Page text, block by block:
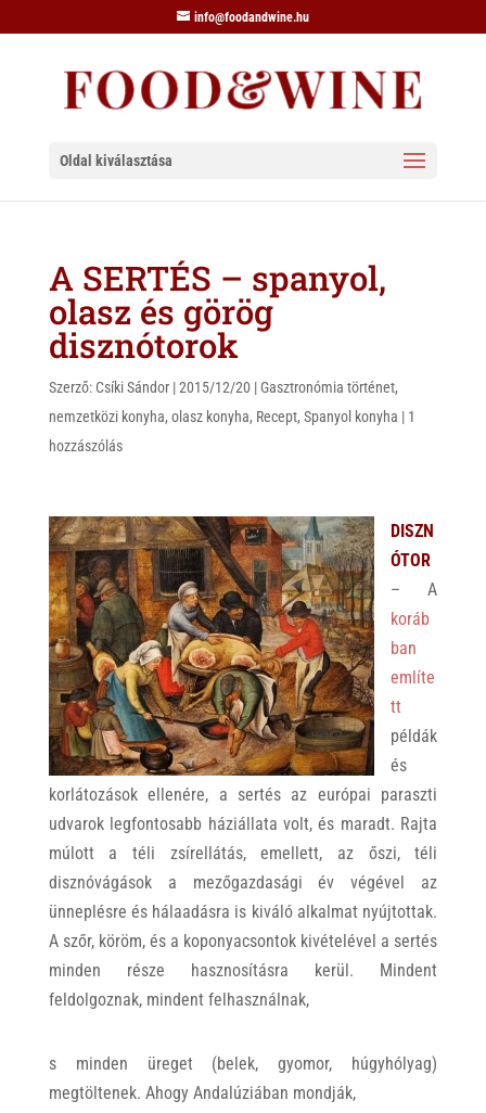
info@foodandwine.hu
Oldal kiválasztása
A SERTÉS – spanyol,
olasz és görög
disznótorok
Szerző: Csíki Sándor|2015/12/20 |Gasztronómia történet,
nemzetközi konyha, olasz konyha, Recept, Spanyol konyha | 1
hozzászólás
DISZN
ÓTOR
– A
koráb
ban
említe
tt
példák
és
korlátozások ellenére, a sertés az európai paraszti
udvarok legfontosabb háziállata volt, és maradt. Rajta
múlott a téli zsírellátás, emellett, az őszi, téli
disznóvágások a mezőgazdasági év végével az
ünneplésre és hálaadásra is kiváló alkalmat nyújtottak.
A szőr, köröm, és a koponyacsontok kivételével a sertés
minden része hasznosításra kerül. Mindent
feldolgoznak, mindent felhasználnak,
s minden üreget (belek, gyomor, húgyhólyag)
megtöltenek. Ahogy Andalúziában mondják,